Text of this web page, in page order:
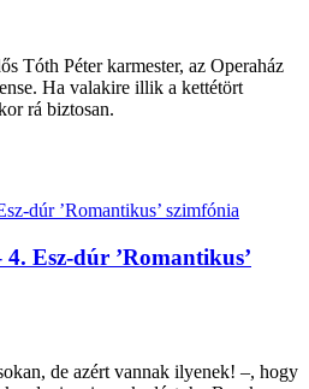
Tóth Péter karmester, az Operaház
Ha valakire illik a kettétört
rá biztosan.
Esz-dúr ’Romantikus’
de azért vannak ilyenek! –, hogy